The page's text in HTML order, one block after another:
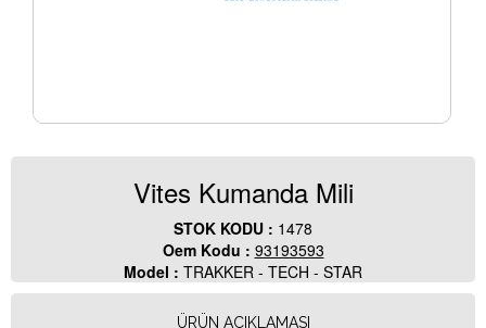
Vites Kumanda Mili
STOK KODU : 1478
Oem Kodu : 93193593
Model : TRAKKER - TECH - STAR
ÜRÜN AÇIKLAMASI